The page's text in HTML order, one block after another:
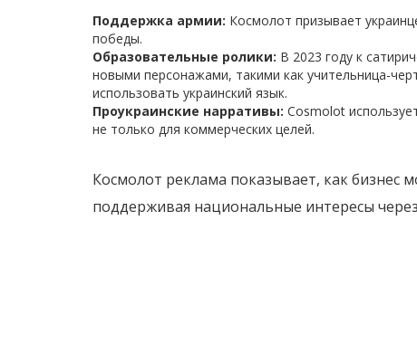
Поддержка армии: Космолот призывает
победы.
Образовательные ролики: В 2023 году к
новыми персонажами, такими как учительница-
использовать украинский язык.
Проукраинские нарративы: Cosmolot
не только для коммерческих целей.
Космолот реклама показывает, как бизнес
поддерживая национальные интересы